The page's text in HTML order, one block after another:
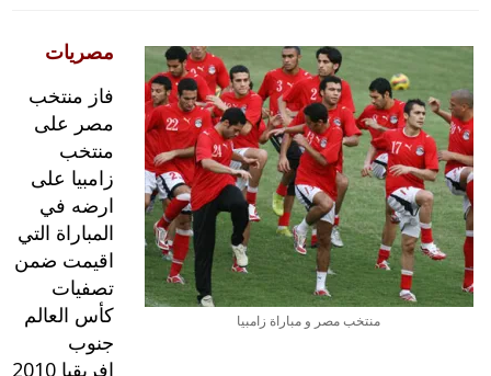
منتخب مصر و مباراة زامبيا
مصريات
فاز منتخب
مصر على
منتخب
زامبيا على
ارضه في
المباراة التي
اقيمت ضمن
تصفيات
كأس العالم
جنوب
افريقيا 2010